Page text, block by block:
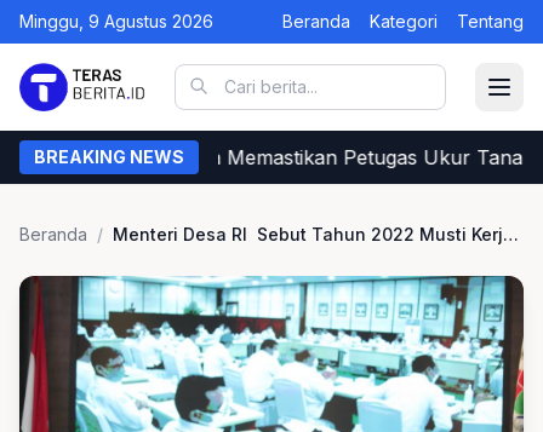
Minggu, 9 Agustus 2026 Beranda Kategori Tentang
BREAKING NEWS
Begini Cara Warga Memastikan Petugas Ukur Tanah
Beranda / Menteri Desa RI Sebut Tahun 2022 Musti Kerja Cerdas dan Serius